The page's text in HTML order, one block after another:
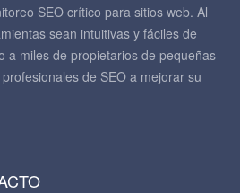
SEO crítico para sitios web. Al
sean intuitivas y fáciles de
a miles de propietarios de pequeñas
de SEO a mejorar su